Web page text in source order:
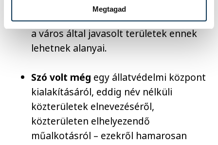
Megtagad
korábban állást foglalt a
rozsdaövezetek rehabilitációja mellett,
a város által javasolt területek ennek
lehetnek alanyai.
Szó volt még egy állatvédelmi központ
kialakításáról, eddig név nélküli
közterületek elnevezéséről,
közterületen elhelyezendő
műalkotásról – ezekről hamarosan